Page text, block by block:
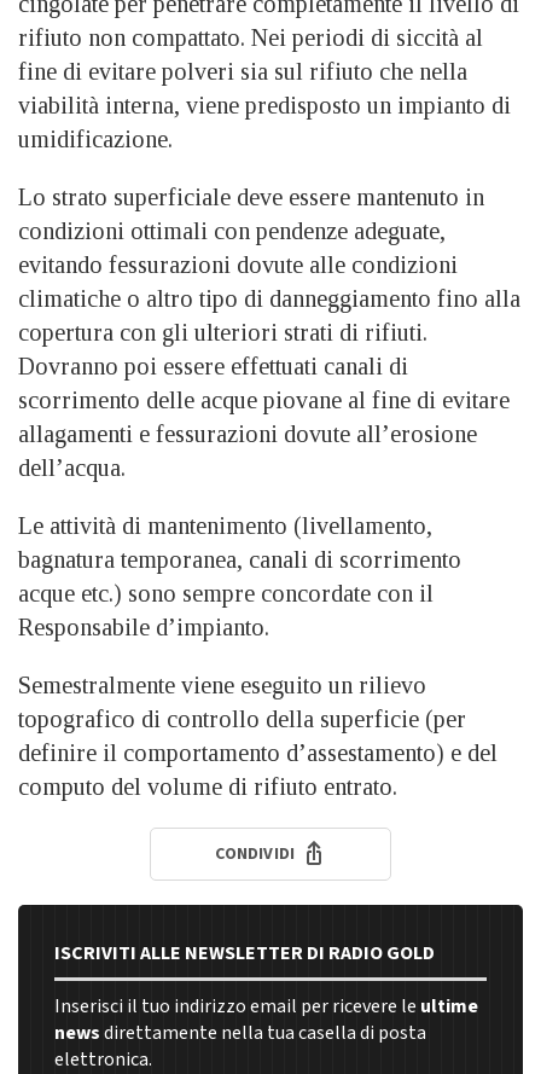
rifiuto non compattato. Nei periodi di siccità al
fine di evitare polveri sia sul rifiuto che nella
viabilità interna, viene predisposto un impianto di
umidificazione.
Lo strato superficiale deve essere mantenuto in
condizioni ottimali con pendenze adeguate,
evitando fessurazioni dovute alle condizioni
climatiche o altro tipo di danneggiamento fino alla
copertura con gli ulteriori strati di rifiuti.
Dovranno poi essere effettuati canali di
scorrimento delle acque piovane al fine di evitare
allagamenti e fessurazioni dovute all’erosione
dell’acqua.
Le attività di mantenimento (livellamento,
bagnatura temporanea, canali di scorrimento
acque etc.) sono sempre concordate con il
Responsabile d’impianto.
Semestralmente viene eseguito un rilievo
topografico di controllo della superficie (per
definire il comportamento d’assestamento) e del
computo del volume di rifiuto entrato.
CONDIVIDI
ISCRIVITI ALLE NEWSLETTER DI RADIO GOLD
Inserisci il tuo indirizzo email per ricevere le ultime
newsdirettamente nella tua casella di posta
elettronica.